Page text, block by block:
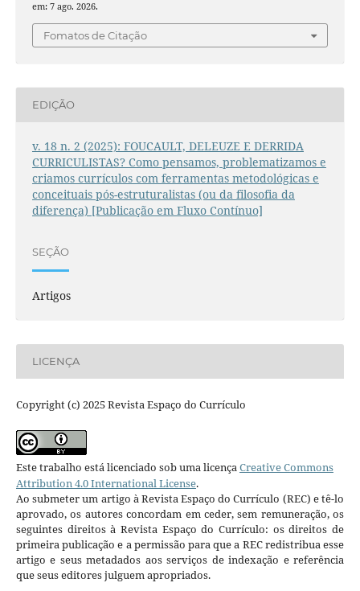
em: 7 ago. 2026.
Fomatos de Citação
EDIÇÃO
v. 18 n. 2 (2025): FOUCAULT, DELEUZE E DERRIDA
CURRICULISTAS? Como pensamos, problematizamos e
criamos currículos com ferramentas metodológicas e
conceituais pós-estruturalistas (ou da filosofia da
diferença) [Publicação em Fluxo Contínuo]
SEÇÃO
Artigos
LICENÇA
Copyright (c) 2025 Revista Espaço do Currículo
Este trabalho está licenciado sob uma licençaCreative Commons
Attribution 4.0 International License.
Ao submeter um artigo à Revista Espaço do Currículo (REC) e tê-lo
aprovado, os autores concordam em ceder, sem remuneração, os
seguintes direitos à Revista Espaço do Currículo: os direitos de
primeira publicação e a permissão para que a REC redistribua esse
artigo e seus metadados aos serviços de indexação e referência
que seus editores julguem apropriados.